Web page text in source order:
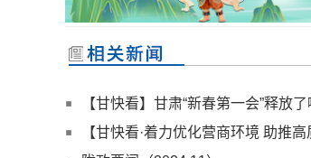
【甘快看】甘肃“新春第一会”释放了
【甘快看·着力优化营商环境 助推